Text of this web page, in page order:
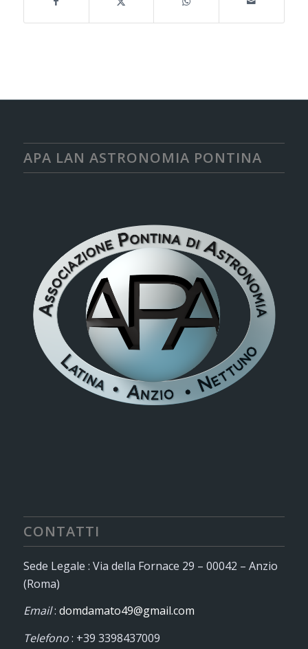
APA LAN ASTRONOMIA PONTINA
CONTATTI
Sede Legale : Via della Fornace 29 – 00042 – Anzio
(Roma)
Email: domdamato49@gmail.com
Telefono: +39 3398437009